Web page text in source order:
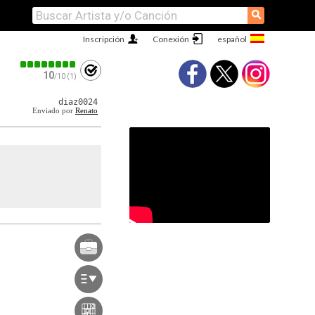
⚲
Conexión
Inscripción
10/10 (1)
diaz0024
Enviado por Renato